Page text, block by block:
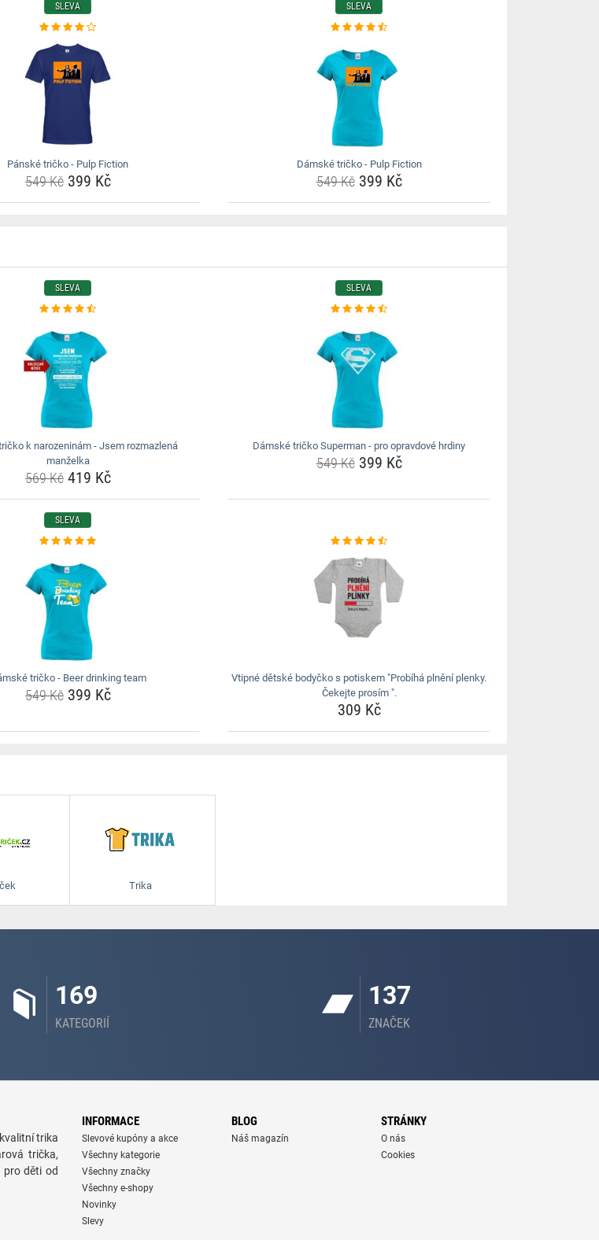
SLEVA
Pánské tričko - Pulp Fiction
549 Kč399 Kč
SLEVA
Dámské tričko - Pulp Fiction
549 Kč399 Kč
SLEVA
k narozeninám - Jsem rozmazlená
manželka
569 Kč419 Kč
SLEVA
Dámské tričko Superman - pro opravdové hrdiny
549 Kč399 Kč
SLEVA
tričko - Beer drinking team
549 Kč399 Kč
Vtipné dětské bodyčko s potiskem "Probíhá plnění plenky.
Čekejte prosím ".
309 Kč
Trika
169
KATEGORIÍ
137
ZNAČEK
trika
trička,
děti od
INFORMACE
Slevové kupóny a akce
Všechny kategorie
Všechny značky
Všechny e-shopy
Novinky
Slevy
BLOG
Náš magazín
STRÁNKY
O nás
Cookies